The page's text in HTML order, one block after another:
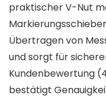
praktischer V-Nut
Übertragen von
und sorgt für
Kundenbewertung
bestätigt